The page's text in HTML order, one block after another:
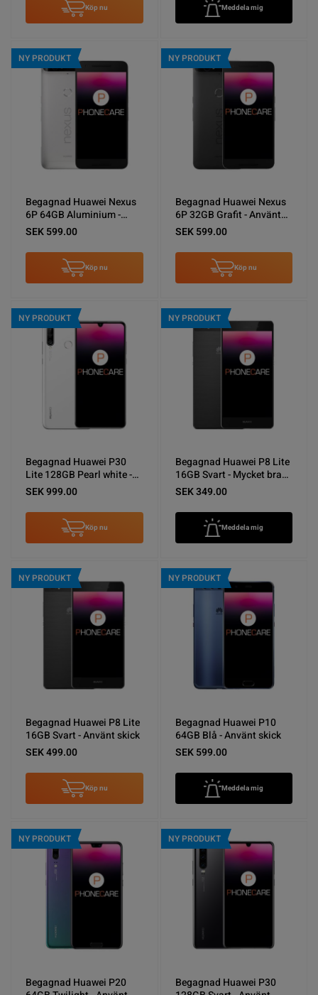
Köp nu Meddela mig
NY PRODUKT
Begagnad Huawei Nexus
6P 64GB Aluminium -
Använt skick
SEK 599.00
Köp nu
NY PRODUKT
Begagnad Huawei Nexus
6P 32GB Grafit - Använt
skick
SEK 599.00
Köp nu
NY PRODUKT
Begagnad Huawei P30
Lite 128GB Pearl white -
Använt skick
SEK 999.00
Köp nu
NY PRODUKT
Begagnad Huawei P8 Lite
16GB Svart - Mycket bra
skick
SEK 349.00
Meddela mig
NY PRODUKT
Begagnad Huawei P8 Lite
16GB Svart - Använt skick
SEK 499.00
Köp nu
NY PRODUKT
Begagnad Huawei P10
64GB Blå - Använt skick
SEK 599.00
Meddela mig
NY PRODUKT
Begagnad Huawei P20
NY PRODUKT
Begagnad Huawei P30